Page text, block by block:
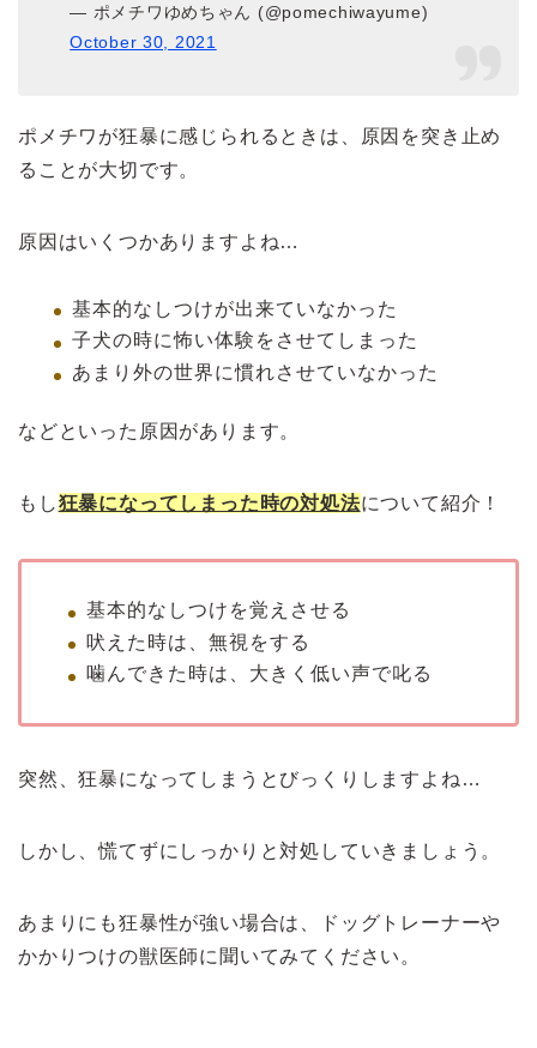
— ポメチワゆめちゃん (@pomechiwayume)
October 30, 2021
ポメチワが狂暴に感じられるときは、原因を突き止め
ることが大切です。
原因はいくつかありますよね…
基本的なしつけが出来ていなかった
子犬の時に怖い体験をさせてしまった
あまり外の世界に慣れさせていなかった
などといった原因があります。
もし狂暴になってしまった時の対処法について紹介！
基本的なしつけを覚えさせる
吠えた時は、無視をする
噛んできた時は、大きく低い声で叱る
突然、狂暴になってしまうとびっくりしますよね…
しかし、慌てずにしっかりと対処していきましょう。
あまりにも狂暴性が強い場合は、ドッグトレーナーや
かかりつけの獣医師に聞いてみてください。